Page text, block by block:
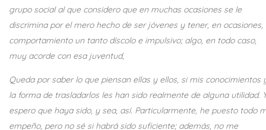
grupo social al que considero que en muchas ocasiones se le
discrimina por el mero hecho de ser jóvenes y tener, en ocasiones,
comportamiento un tanto díscolo e impulsivo; algo, en todo caso,
muy acorde con esa juventud,
Queda por saber lo que piensan ellas y ellos, si mis conocimientos
la forma de trasladarlos les han sido realmente de alguna utilidad.
espero que haya sido, y sea, así. Particularmente, he puesto todo
empeño, pero no sé si habrá sido suficiente; además, no me